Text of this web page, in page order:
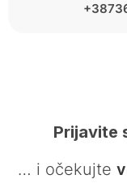
Prijavite
… i očekujte